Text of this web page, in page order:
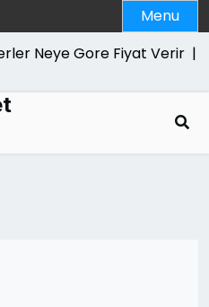
Menu
Neye Gore Fiyat Verir |